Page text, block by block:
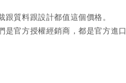
跟質料跟設計都值這個價格。
是官方授權經銷商，都是官方進口